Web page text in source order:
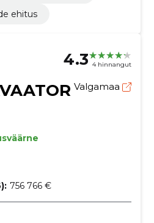
ehitus
4.3 4 hinnangut
Valgamaa
756 766 €